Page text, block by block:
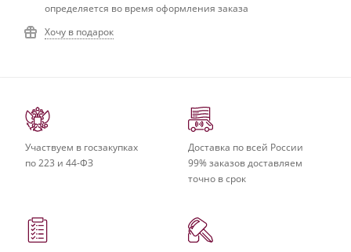
определяется во время оформления заказа
Хочу в подарок
Участвуем в госзакупках
по 223 и 44-ФЗ
Доставка по всей России
99% заказов доставляем
точно в срок